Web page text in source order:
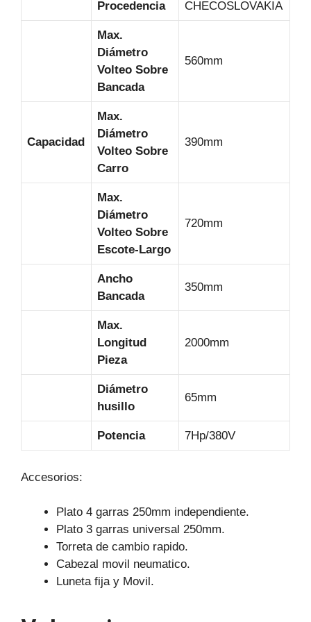
Procedencia CHECOSLOVAKIA
Max.
Diámetro
Volteo Sobre
Bancada
560mm
Capacidad
Max.
Diámetro
Volteo Sobre
Carro
390mm
Max.
Diámetro
Volteo Sobre
Escote-Largo
720mm
Ancho
Bancada
350mm
Max.
Longitud
Pieza
2000mm
Diámetro
husillo
65mm
Potencia 7Hp/380V
Accesorios:
Plato 4 garras 250mm independiente.
Plato 3 garras universal 250mm.
Torreta de cambio rapido.
Cabezal movil neumatico.
Luneta fija y Movil.